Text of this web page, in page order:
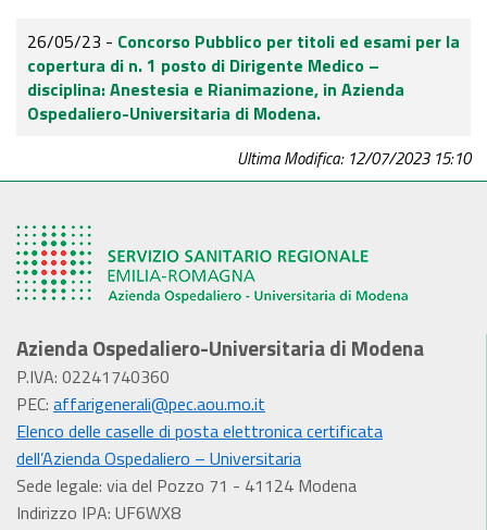
26/05/23 - Concorso Pubblico per titoli ed esami per la
copertura di n. 1 posto di Dirigente Medico –
disciplina: Anestesia e Rianimazione, in Azienda
Ospedaliero-Universitaria di Modena.
Ultima Modifica: 12/07/2023 15:10
Azienda Ospedaliero-Universitaria di Modena
P.IVA: 02241740360
PEC: affarigenerali@pec.aou.mo.it
Elenco delle caselle di posta elettronica certificata
dell’Azienda Ospedaliero – Universitaria
Sede legale: via del Pozzo 71 - 41124 Modena
Indirizzo IPA: UF6WX8